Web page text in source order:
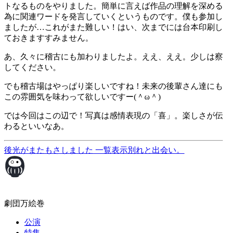
トなるものをやりました。簡単に言えば作品の理解を深める
為に関連ワードを発言していくというものです。僕も参加し
ましたが…これがまた難しい！はい、次までには台本印刷し
ておきますすみません。
あ、久々に稽古にも加わりましたよ。ええ、ええ。少しは察
してください。
でも稽古場はやっぱり楽しいですね！未来の後輩さん達にも
この雰囲気を味わって欲しいですー(＾ω＾)
では今回はこの辺で！写真は感情表現の「喜」。楽しさが伝
わるといいなあ。
後光がまたもさしました 一覧表示別れと出会い。
劇団万絵巻
公演